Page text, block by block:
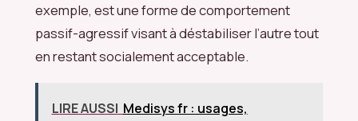
exemple, est une forme de comportement
passif-agressif visant à déstabiliser l’autre tout
en restant socialement acceptable.
LIRE AUSSI Medisys fr : usages,